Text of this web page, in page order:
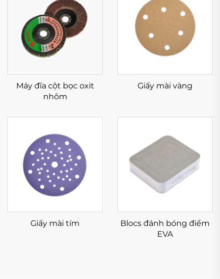
Máy đĩa cột bọc oxit
nhôm
Giấy mài vàng
Giấy mài tím
Blocs đánh bóng điểm
EVA